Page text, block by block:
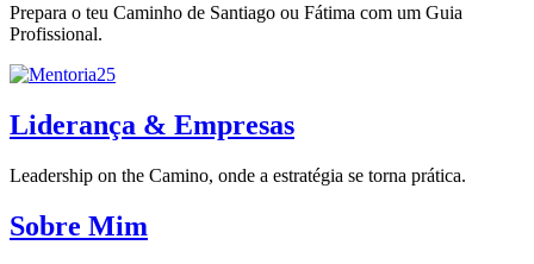
Prepara o teu Caminho de Santiago ou Fátima com um Guia
Profissional.
Liderança & Empresas
Leadership on the Camino, onde a estratégia se torna prática.
Sobre Mim